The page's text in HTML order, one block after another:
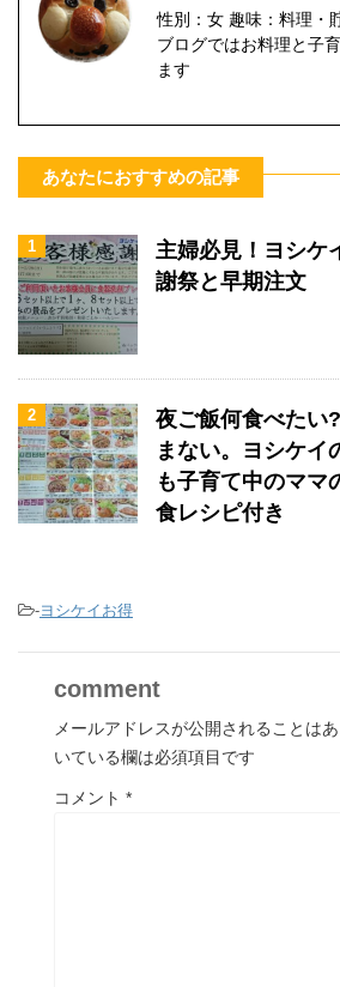
性別：女 趣味：料理・
ブログではお料理と子
ます
あなたにおすすめの記事
1
主婦必見！ヨシケ
謝祭と早期注文
2
夜ご飯何食べたい
まない。ヨシケイ
も子育て中のママ
食レシピ付き
-ヨシケイお得
comment
メールアドレスが公開されることはあ
いている欄は必須項目です
コメント *